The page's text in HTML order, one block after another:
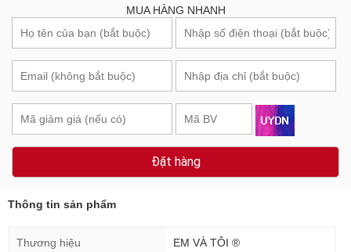
MUA HÀNG NHANH
Đặt hàng
Thông tin sản phẩm
Thương hiệu EM VÀ TÔI ®